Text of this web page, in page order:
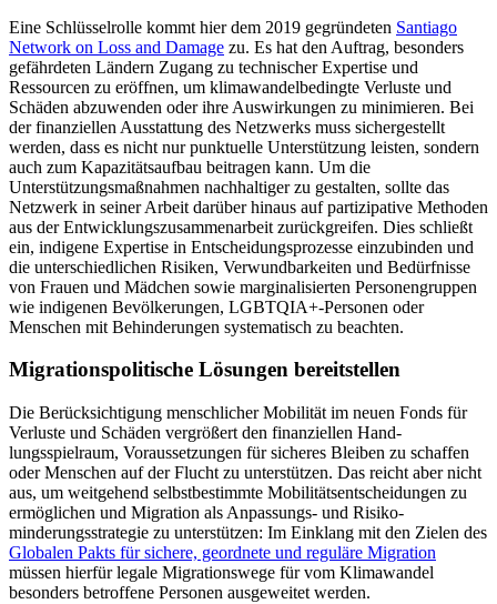
Eine Schlüsselrolle kommt hier dem 2019 gegründeten Santiago
Network on Loss and Damage zu. Es hat den Auftrag, besonders
gefährdeten Ländern Zugang zu technischer Expertise und
Ressourcen zu eröffnen, um klimawandelbedingte Ver­luste und
Schä­den abzuwenden oder ihre Auswirkungen zu minimieren. Bei
der finanziellen Aus­stattung des Netzwerks muss sichergestellt
werden, dass es nicht nur punktuelle Unterstützung leisten, son­dern
auch zum Kapazitätsaufbau beitragen kann. Um die
Unterstützungsmaßnahmen nachhaltiger zu gestalten, sollte das
Netz­werk in seiner Arbeit darüber hinaus auf partizipative Methoden
aus der Ent­wicklungszusammen­arbeit zurückgreifen. Dies schließt
ein, indigene Expertise in Entscheidungsprozesse einzubinden und
die unterschiedlichen Risiken, Ver­wundbarkeiten und Bedürf­nisse
von Frauen und Mädchen sowie mar­ginalisierten Personengruppen
wie in­di­genen Bevölkerungen, LGBTQIA+-Personen oder
Menschen mit Behinderungen syste­matisch zu beachten.
Migrationspolitische Lösungen bereitstellen
Die Berücksichtigung menschlicher Mobi­lität im neuen Fonds für
Verluste und Schäden vergrößert den finanziellen Hand­
lungsspielraum, Voraussetzungen für siche­res Bleiben zu schaffen
oder Menschen auf der Flucht zu unterstützen. Das reicht aber nicht
aus, um weitgehend selbstbestimmte Mobilitätsentscheidungen zu
ermöglichen und Migration als Anpassungs- und Risiko­
minderungsstrategie zu unter­stützen: Im Einklang mit den Zielen des
Globalen Pakts für sichere, geordnete und reguläre Migra­tion
müssen hierfür legale Migrationswege für vom Klimawandel
besonders betroffene Personen ausgeweitet werden.